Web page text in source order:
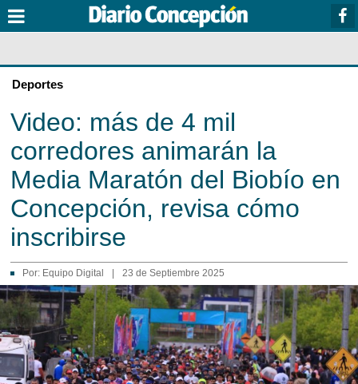
Deportes
Video: más de 4 mil
corredores animarán la
Media Maratón del Biobío en
Concepción, revisa cómo
inscribirse
Por: Equipo Digital 23 de Septiembre 2025